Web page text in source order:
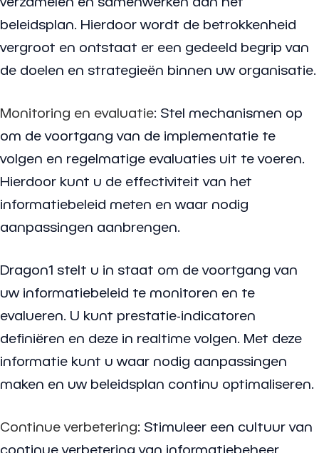
beleidsplan. Hierdoor wordt de betrokkenheid
vergroot en ontstaat er een gedeeld begrip van
de doelen en strategieën binnen uw organisatie.
Monitoring en evaluatie: Stel mechanismen op
om de voortgang van de implementatie te
volgen en regelmatige evaluaties uit te voeren.
Hierdoor kunt u de effectiviteit van het
informatiebeleid meten en waar nodig
aanpassingen aanbrengen.
Dragon1 stelt u in staat om de voortgang van
uw informatiebeleid te monitoren en te
evalueren. U kunt prestatie-indicatoren
definiëren en deze in realtime volgen. Met deze
informatie kunt u waar nodig aanpassingen
maken en uw beleidsplan continu optimaliseren.
Continue verbetering: Stimuleer een cultuur van
continue verbetering van informatiebeheer